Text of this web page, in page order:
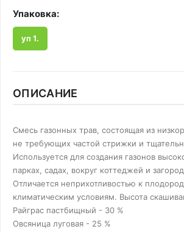
Упаковка:
уп 1.
ОПИСАНИЕ
Смесь газонных трав, состоящая из
не требующих частой стрижки и
Используется для создания газонов
парках, садах, вокруг коттеджей и
Отличается неприхотливостью к
климатическим условиям. Высота
Райграс пастбищный - 30 %
Овсяница луговая - 25 %